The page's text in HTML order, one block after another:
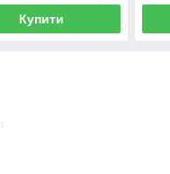
Купити